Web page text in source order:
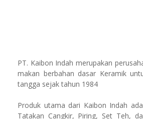
PT. Kaibon Indah merupakan
makan berbahan dasar Keramik
tangga sejak tahun 1984
Produk utama dari Kaibon Indah
Tatakan Cangkir, Piring, Set Teh,